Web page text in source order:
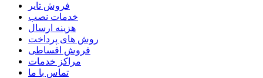
فروش تایر
خدمات نصب
هزینه ارسال
روش های پرداخت
فروش اقساطی
مراکز خدمات
تماس با ما